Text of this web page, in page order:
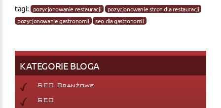
tagi: pozycjonowanie restauracji
pozycjonowanie stron dla restauracji
pozycjonowanie gastronomii
seo dla gastronomii
KATEGORIE BLOGA
SEO Branżowe
SEO